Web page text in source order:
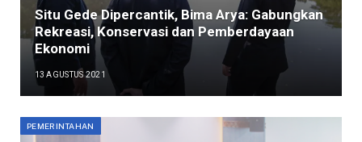
Situ Gede Dipercantik, Bima Arya: Gabungkan
Rekreasi, Konservasi dan Pemberdayaan
Ekonomi
13 AGUSTUS 2021
PEMERINTAHAN